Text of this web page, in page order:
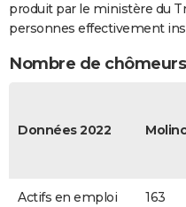
produit par le ministère du
personnes effectivement
Nombre de
Données 2022
Actifs en emploi 163